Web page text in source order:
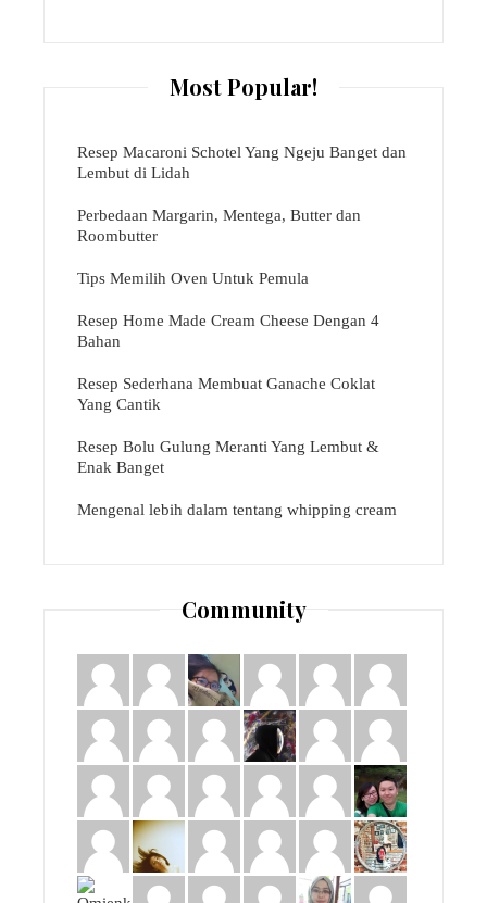
Most Popular!
Resep Macaroni Schotel Yang Ngeju Banget dan
Lembut di Lidah
Perbedaan Margarin, Mentega, Butter dan
Roombutter
Tips Memilih Oven Untuk Pemula
Resep Home Made Cream Cheese Dengan 4
Bahan
Resep Sederhana Membuat Ganache Coklat
Yang Cantik
Resep Bolu Gulung Meranti Yang Lembut &
Enak Banget
Mengenal lebih dalam tentang whipping cream
Community